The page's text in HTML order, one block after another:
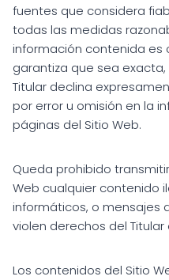
fuentes que considera
todas las medidas
información contenida es
garantiza que sea
Titular declina
por error u omisión en la
páginas del Sitio Web.
Queda prohibido
Web cualquier contenido
informáticos, o mensajes
violen derechos del
Los contenidos del Sitio